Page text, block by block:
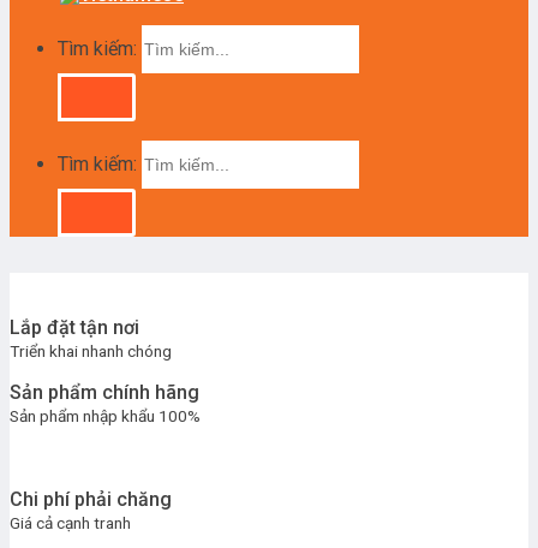
Tìm kiếm:
Tìm kiếm:
Lắp đặt tận nơi
Triển khai nhanh chóng
Sản phẩm chính hãng
Sản phẩm nhập khẩu 100%
Chi phí phải chăng
Giá cả cạnh tranh